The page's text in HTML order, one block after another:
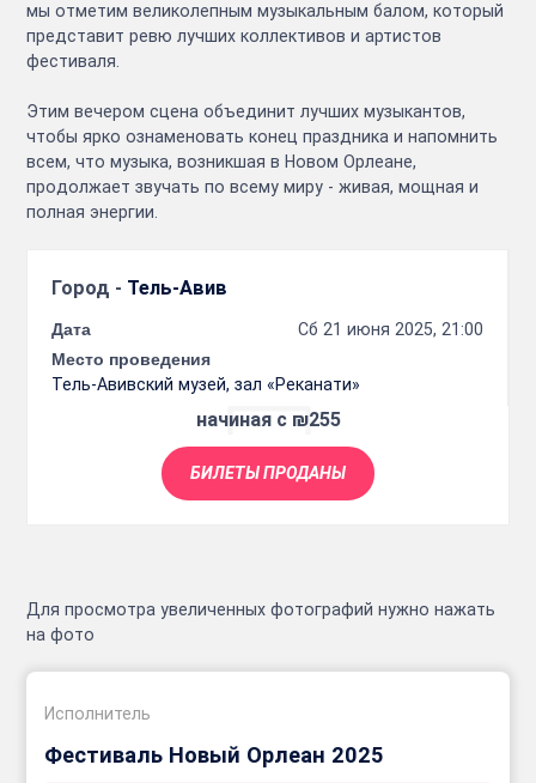
мы отметим великолепным музыкальным балом, который
представит ревю лучших коллективов и артистов
фестиваля.
Этим вечером сцена объединит лучших музыкантов,
чтобы ярко ознаменовать конец праздника и напомнить
всем, что музыка, возникшая в Новом Орлеане,
продолжает звучать по всему миру - живая, мощная и
полная энергии.
Город - Тель-Авив
Дата
Сб 21 июня 2025, 21:00
Место проведения
Тель-Авивский музей, зал «Реканати»
начиная с ₪255
БИЛЕТЫ ПРОДАНЫ
Для просмотра увеличенных фотографий нужно нажать
на фото
Исполнитель
Фестиваль Новый Орлеан 2025